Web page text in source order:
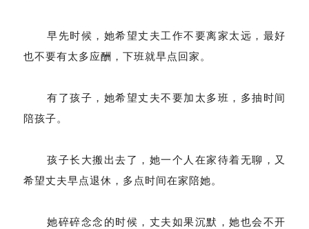
早先时候，她希望丈夫工作不要离家太远，最好
也不要有太多应酬，下班就早点回家。
有了孩子，她希望丈夫不要加太多班，多抽时间
陪孩子。
孩子长大搬出去了，她一个人在家待着无聊，又
希望丈夫早点退休，多点时间在家陪她。
她碎碎念念的时候，丈夫如果沉默，她也会不开